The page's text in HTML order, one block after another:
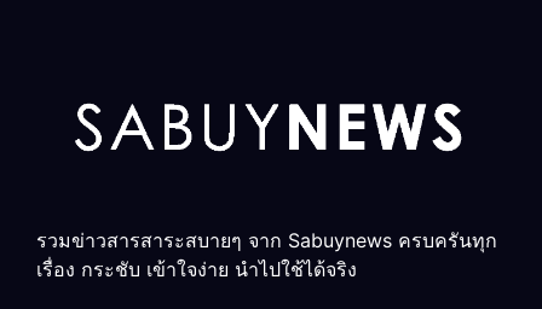
รวมข่าวสารสาระสบายๆ จาก Sabuynews ครบครันทุก
เรื่อง กระชับ เข้าใจง่าย นำไปใช้ได้จริง